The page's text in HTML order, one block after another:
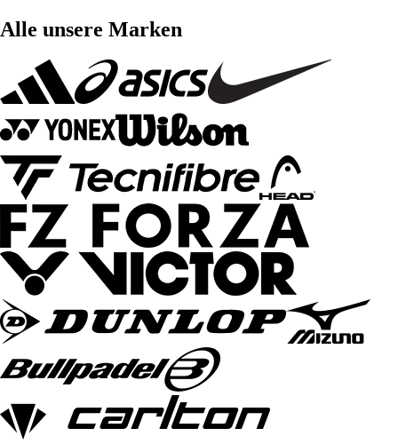
Alle unsere Marken